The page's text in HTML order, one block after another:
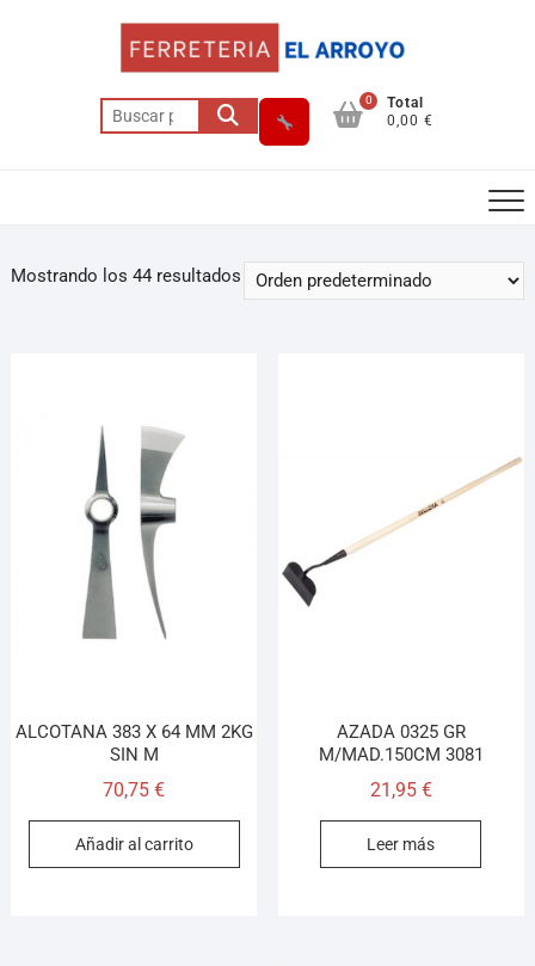
0
Total
0,00 €
Mostrando los 44 resultados
ALCOTANA 383 X 64 MM 2KG
SIN M
70,75€
Añadir al carrito
AZADA 0325 GR
M/MAD.150CM 3081
21,95 €
Leer más
Asesor El Arroyo
En línea · responde en segundos
Llamar (cerrado)
aunque no sepas el nombre exacto